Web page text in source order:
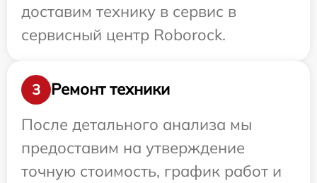
доставим технику в сервис в
сервисный центр Roborock.
3
Ремонт техники
После детального анализа мы
предоставим на утверждение
точную стоимость, график работ и